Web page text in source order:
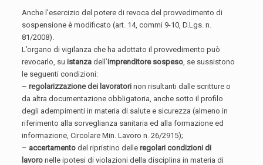
Anche l’esercizio del potere di revoca del provvedimento di
sospensione è modificato (art. 14, commi 9-10, D.Lgs. n.
81/2008).
L’organo di vigilanza che ha adottato il provvedimento può
revocarlo, suistanza dell’imprenditore sospeso, se sussistono
le seguenti condizioni:
–regolarizzazione dei lavoratori non risultanti dalle scritture o
da altra documentazione obbligatoria, anche sotto il profilo
degli adempimenti in materia di salute e sicurezza (almeno in
riferimento alla sorveglianza sanitaria ed alla formazione ed
informazione, Circolare Min. Lavoro n. 26/2915);
– accertamento del ripristino delleregolari condizioni di
lavoro nelle ipotesi di violazioni della disciplina in materia di